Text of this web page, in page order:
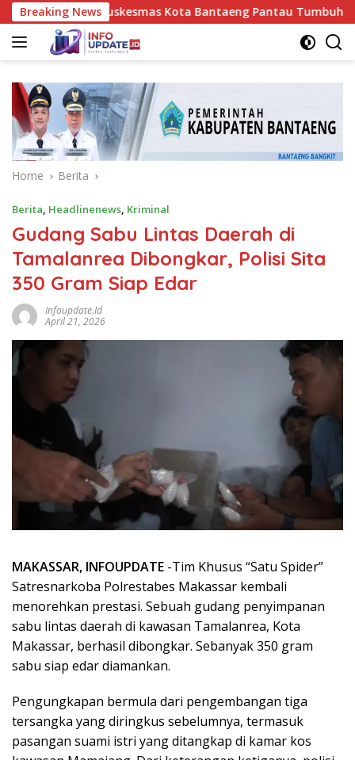
Skip
to
content
Breaking News
UPT Puskesmas Kota Bantaeng Pantau Tumbuh
Home Berita
Berita, Headlinenews, Kriminal
Gudang Sabu Lintas Daerah di
Tamalanrea Dibongkar, Polisi Sita
350 Gram Siap Edar
Infoupdate.id
April 21, 2026
MAKASSAR, INFOUPDATE -Tim Khusus “Satu Spider”
Satresnarkoba Polrestabes Makassar kembali
menorehkan prestasi. Sebuah gudang penyimpanan
sabu lintas daerah di kawasan Tamalanrea, Kota
Makassar, berhasil dibongkar. Sebanyak 350 gram
sabu siap edar diamankan.
Pengungkapan bermula dari pengembangan tiga
tersangka yang diringkus sebelumnya, termasuk
pasangan suami istri yang ditangkap di kamar kos